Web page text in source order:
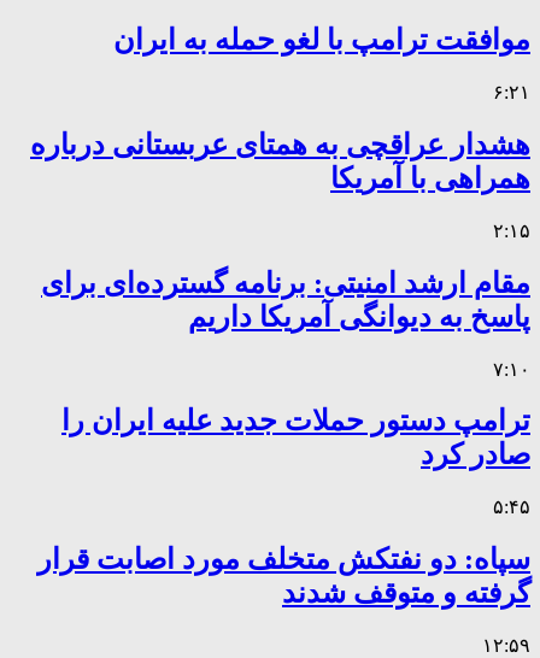
موافقت ترامپ با لغو حمله به ایران
۶:۲۱
هشدار عراقچی به همتای عربستانی درباره
همراهی با آمریکا
۲:۱۵
مقام ارشد امنیتی: برنامه گسترده‌ای برای
پاسخ به دیوانگی آمریکا داریم
۷:۱۰
ترامپ دستور حملات جدید علیه ایران را
صادر کرد
۵:۴۵
سپاه: دو نفتکش متخلف مورد اصابت قرار
گرفته و متوقف شدند
۱۲:۵۹